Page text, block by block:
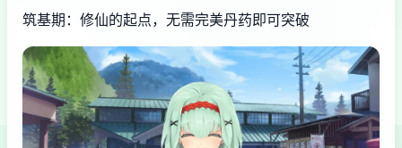
筑基期：修仙的起点，无需完美丹药即可突破